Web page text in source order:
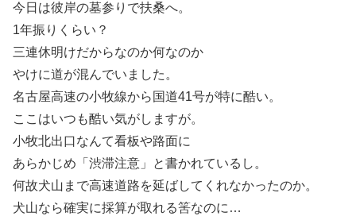
今日は彼岸の墓参りで扶桑へ。
1年振りくらい？
三連休明けだからなのか何なのか
やけに道が混んでいました。
名古屋高速の小牧線から国道41号が特に酷い。
ここはいつも酷い気がしますが。
小牧北出口なんて看板や路面に
あらかじめ「渋滞注意」と書かれているし。
何故犬山まで高速道路を延ばしてくれなかったのか。
犬山なら確実に採算が取れる筈なのに…